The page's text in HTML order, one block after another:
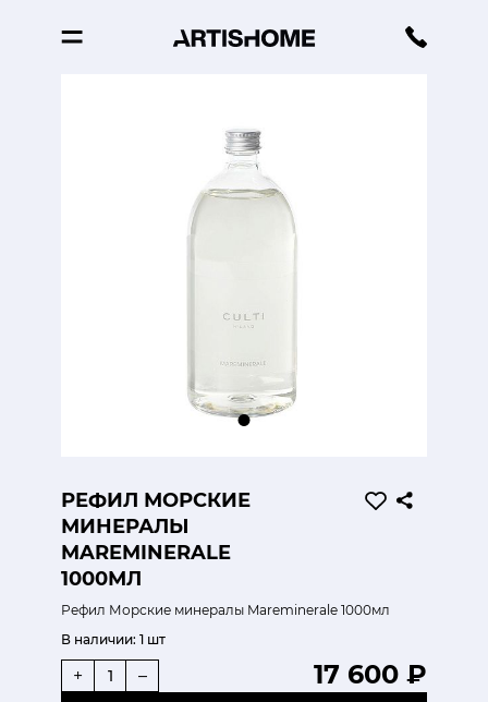
РЕФИЛ МОРСКИЕ
МИНЕРАЛЫ
MAREMINERALE
1000МЛ
Рефил Морские минералы Mareminerale 1000мл
В наличии: 1 шт
17 600 ₽
+ –